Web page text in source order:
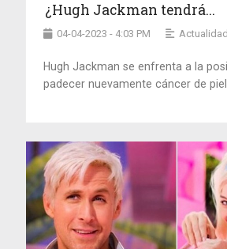
¿Hugh Jackman tendrá...
04-04-2023 - 4:03 PM Actualidad
Hugh Jackman se enfrenta a la
padecer nuevamente cáncer de piel